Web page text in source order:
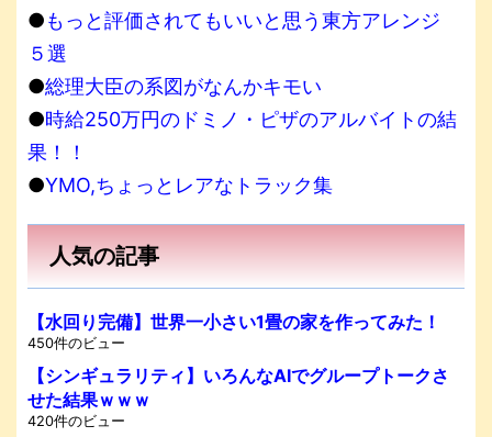
●もっと評価されてもいいと思う東方アレンジ
５選
●総理大臣の系図がなんかキモい
●時給250万円のドミノ・ピザのアルバイトの結
果！！
●YMO,ちょっとレアなトラック集
人気の記事
【水回り完備】世界一小さい1畳の家を作ってみた！
450件のビュー
【シンギュラリティ】いろんなAIでグループトークさ
せた結果ｗｗｗ
420件のビュー